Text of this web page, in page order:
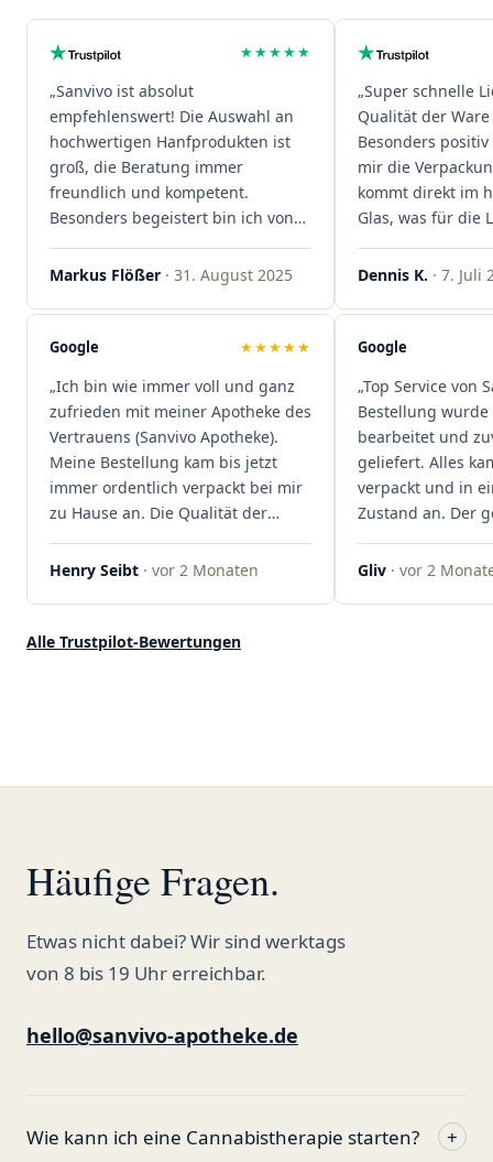
★★★★★
„Sanvivo ist absolut
empfehlenswert! Die Auswahl an
hochwertigen Hanfprodukten ist
groß, die Beratung immer
freundlich und kompetent.
Besonders begeistert bin ich von
der schnellen Rezeptannahme –
alles läuft unkompliziert und
sind extrem zügig, was mir jedes
Mal viel Zeit spart. Man merkt,
Kundenzufriedenheit an erster
Stelle stehen. Vielen Dank an das
Team von Sanvivo – ich bin
rundum begeistert!"
Markus Flößer · 31. August 2025
„Super schnelle
Qualität der
Besonders
mir die
kommt direkt im
Glas, was für die
ist. Ich bestelle
wieder!"
Dennis K. · 7. Juli
Google ★★★★★
„Ich bin wie immer voll und ganz
zufrieden mit meiner Apotheke des
Vertrauens (Sanvivo Apotheke).
Meine Bestellung kam bis jetzt
immer ordentlich verpackt bei mir
zu Hause an. Die Qualität der
Blüten ist auch immer auf einem
hohen Niveau, die Auswahl ist
ordentlich gelagert, ich hatte nur
Henry Seibt · vor 2 Monaten
Google
„Top Service von
Bestellung wurde
bearbeitet und
geliefert. Alles
verpackt und in
Zustand an. Der
war
professionell.
Gliv · vor 2
Alle Trustpilot-Bewertungen
Häufige Fragen.
Etwas nicht dabei? Wir sind werktags
von 8 bis 19 Uhr erreichbar.
hello@sanvivo-apotheke.de
Wie kann ich eine Cannabistherapie starten?
+